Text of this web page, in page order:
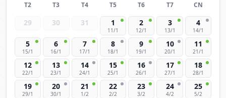
T2 T3 T4 T5 T6 T7 CN
29 30 31 1
11/1
2
12/1
3
13/1
4
14/1
5
15/1
6
16/1
7
17/1
8
18/1
9
19/1
10
20/1
11
21/1
12
22/1
13
23/1
14
24/1
15
25/1
16
26/1
17
27/1
18
28/1
19
29/1
20
30/1
21
1/2
22
2/2
23
3/2
24
4/2
25
5/2